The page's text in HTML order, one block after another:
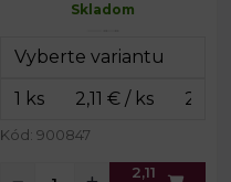
Skladom
Kód: 900847
2,11